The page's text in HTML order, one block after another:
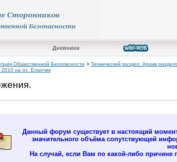
Дневники
Общественной Безопасности > Технический раздел. Архив
2010 на оз. Еланчик
Данный форум существует в настоящий
значительного объёма сопутствующей
На случай, если Вам по какой-либо причине